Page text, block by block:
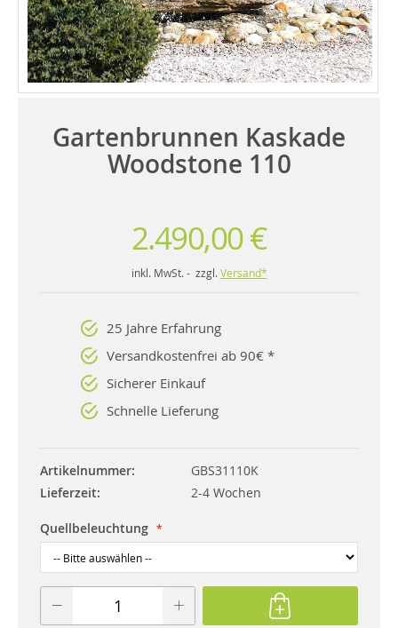
Gartenbrunnen Kaskade
Woodstone 110
2.490,00 €
inkl. MwSt. - zzgl. Versand*
25 Jahre Erfahrung
Versandkostenfrei ab 90€ *
Sicherer Einkauf
Schnelle Lieferung
Artikelnummer
GBS31110K
Lieferzeit
2-4 Wochen
Quellbeleuchtung